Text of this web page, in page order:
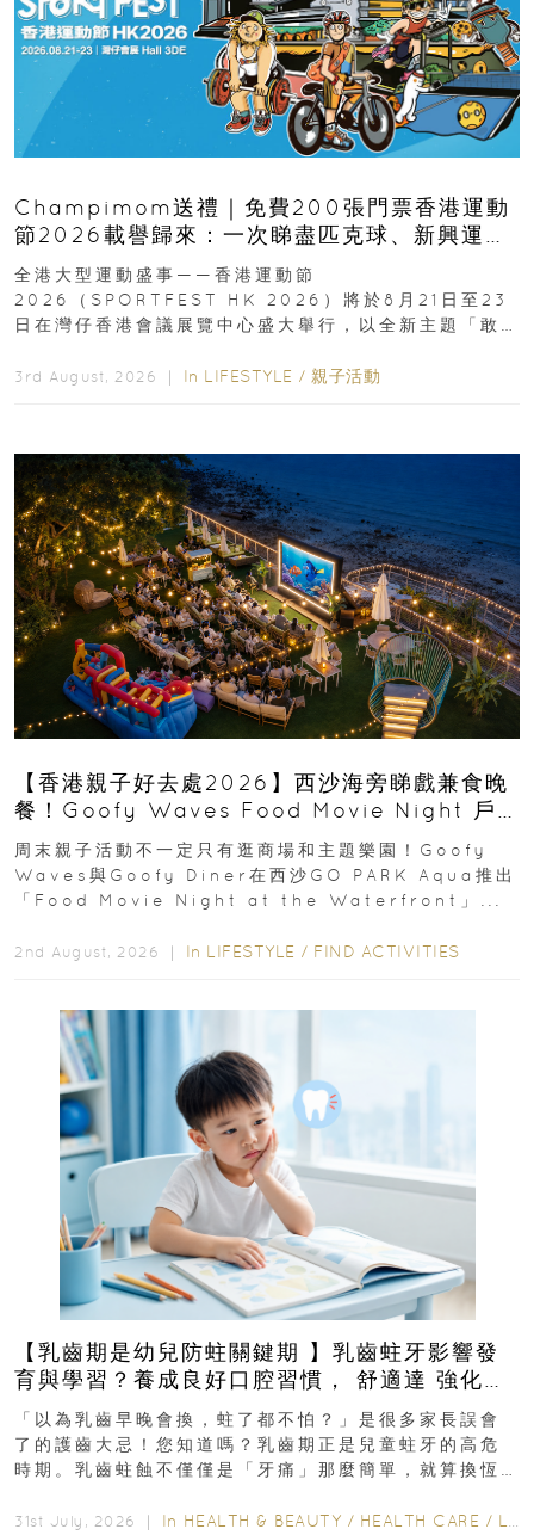
Champimom送禮｜免費200張門票香港運動
節2026載譽歸來：一次睇盡匹克球、新興運
動、街舞比賽＋逾百運動品牌展覽
全港大型運動盛事——香港運動節
2026（SPORTFEST HK 2026）將於8月21日至23
日在灣仔香港會議展覽中心盛大舉行，以全新主題「敢
3rd August, 2026 ｜ In LIFESTYLE / 親子活動
【香港親子好去處2026】西沙海旁睇戲兼食晚
餐！Goofy Waves Food Movie Night 戶
外影院逢週末登場
周末親子活動不一定只有逛商場和主題樂園！Goofy
Waves與Goofy Diner在西沙GO PARK Aqua推出
「Food Movie Night at the Waterfront」...
2nd August, 2026 ｜ In LIFESTYLE / FIND ACTIVITIES
【乳齒期是幼兒防蛀關鍵期 】乳齒蛀牙影響發
育與學習？養成良好口腔習慣， 舒適達 強化琺
瑯質 兒童牙膏防護指南
「以為乳齒早晚會換，蛀了都不怕？」是很多家長誤會
了的護齒大忌！您知道嗎？乳齒期正是兒童蛀牙的高危
時期。乳齒蛀蝕不僅僅是「牙痛」那麼簡單，就算換恆
31st July, 2026 ｜ In HEALTH & BEAUTY / HEALTH CARE / LIFESTYLE